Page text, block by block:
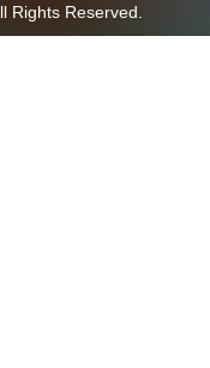
Rights Reserved.